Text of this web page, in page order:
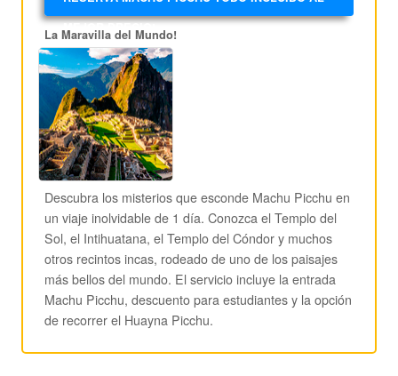
MEJOR PRECIO!
La Maravilla del Mundo!
Descubra los misterios que esconde Machu Picchu en
un viaje inolvidable de 1 día. Conozca el Templo del
Sol, el Intihuatana, el Templo del Cóndor y muchos
otros recintos incas, rodeado de uno de los paisajes
más bellos del mundo. El servicio incluye la entrada
Machu Picchu, descuento para estudiantes y la opción
de recorrer el Huayna Picchu.